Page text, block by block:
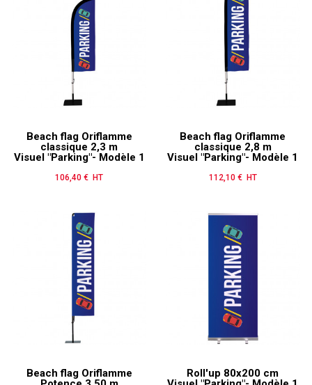
Beach flag Oriflamme
classique 2,3 m
Visuel "Parking"- Modèle 1
Prix
106,40 € HT
Beach flag Oriflamme
classique 2,8 m
Visuel "Parking"- Modèle 1
Prix
112,10 € HT
Beach flag Oriflamme
Roll'up 80x200 cm